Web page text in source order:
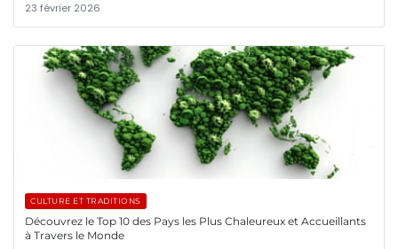
23 février 2026
CULTURE ET TRADITIONS
Découvrez le Top 10 des Pays les Plus Chaleureux et Accueillants
à Travers le Monde